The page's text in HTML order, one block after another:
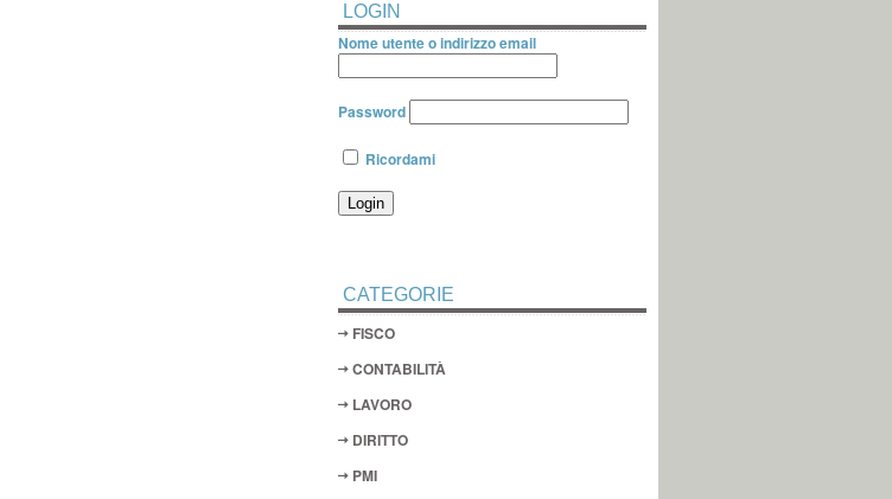
LOGIN
Nome utente o indirizzo email
Password
Ricordami
CATEGORIE
FISCO
CONTABILITÀ
LAVORO
DIRITTO
PMI